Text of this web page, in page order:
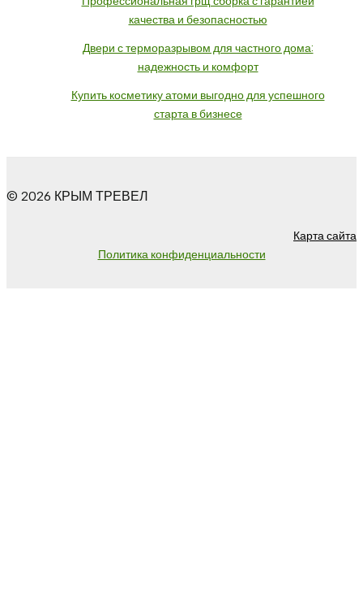
качества и безопасностью
Двери с терморазрывом для частного дома:
надежность и комфорт
Купить косметику атоми выгодно для успешного
старта в бизнесе
© 2026 КРЫМ ТРЕВЕЛ
Карта сайта
Политика конфиденциальности